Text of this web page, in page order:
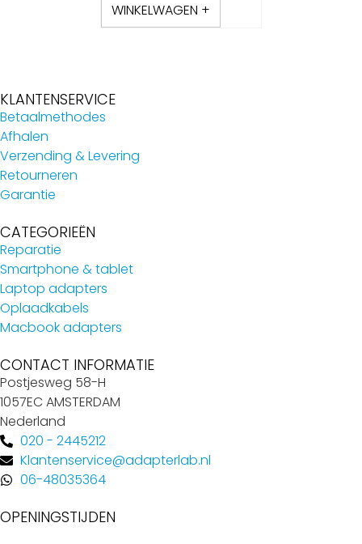
WINKELWAGEN +
KLANTENSERVICE
Betaalmethodes
Afhalen
Verzending & Levering
Retourneren
Garantie
CATEGORIEËN
Reparatie
Smartphone & tablet
Laptop adapters
Oplaadkabels
Macbook adapters
CONTACT INFORMATIE
Postjesweg 58-H
1057EC AMSTERDAM
Nederland
020 - 2445212
Klantenservice@adapterlab.nl
06-48035364
OPENINGSTIJDEN